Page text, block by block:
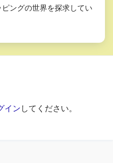
ングの世界を探求してい
イン してください。